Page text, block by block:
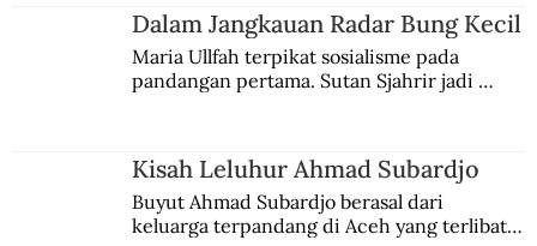
Jules Verne, Multatuli, hingga Sun Yat-sen.
Dalam Jangkauan Radar Bung Kecil
Maria Ullfah terpikat sosialisme pada
pandangan pertama. Sutan Sjahrir jadi
Kisah Leluhur Ahmad Subardjo
Buyut Ahmad Subardjo berasal dari
keluarga terpandang di Aceh yang terlibat